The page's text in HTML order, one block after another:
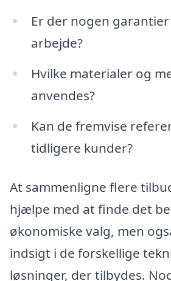
Er der nogen
arbejde?
Hvilke materialer og
anvendes?
Kan de fremvise
tidligere kunder?
At sammenligne flere
hjælpe med at finde det
økonomiske valg, men
indsigt i de forskellige
løsninger, der tilbydes.